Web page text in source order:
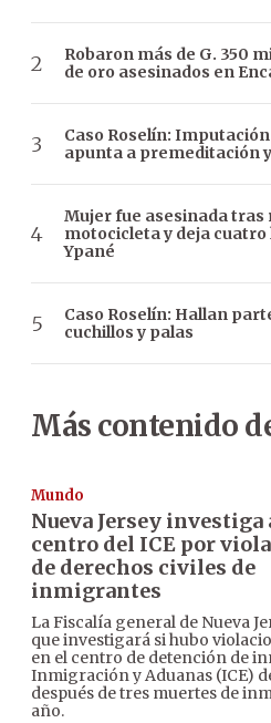
Robaron más de G. 350
de oro asesinados en
Caso Roselín:
apunta a premeditación
Mujer fue asesinada tras
motocicleta y deja
Ypané
Caso Roselín: Hallan
cuchillos y palas
Más contenido
Mundo
Nueva Jersey investiga
centro del ICE por
de derechos civiles de
inmigrantes
La Fiscalía general de Nueva
que investigará si hubo
en el centro de detención de
Inmigración y Aduanas (ICE)
después de tres muertes de
año.